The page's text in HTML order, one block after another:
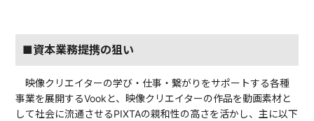
■資本業務提携の狙い
映像クリエイターの学び・仕事・繋がりをサポートする各種
事業を展開するVookと、映像クリエイターの作品を動画素材と
して社会に流通させるPIXTAの親和性の高さを活かし、主に以下